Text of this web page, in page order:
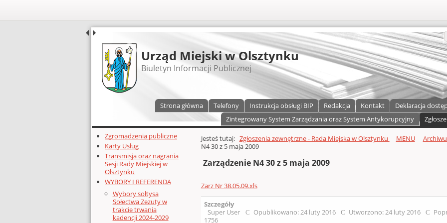
UDOSTĘPNIJ
Urząd Miejski w Olsztynku
Biuletyn Informacji Publicznej
Strona główna Telefony Instrukcja obsługi BIP Redakcja Kontakt Deklaracja
Zintegrowany System Zarządzania oraz System Antykorupcyjny
Dodatkowe zasoby (lewa kolumna)
Zgromadzenia publiczne
Karty Usług
Transmisja oraz nagrania
Sesji Rady Miejskiej w
Olsztynku
WYBORY I REFERENDA
Wybory sołtysa
Sołectwa Zezuty w
trakcie trwania
kadencji 2024-2029
Głównej zawartości
Jesteś tutaj: Zgłoszenia zewnętrzne - Rada Miejska w Olsztynku MENU
N4 30 z 5 maja 2009
Zarządzenie N4 30 z 5 maja 2009
Zarz Nr 38.05.09.xls
Szczegóły
Super User
Opublikowano: 24 luty 2016 Utworzono: 24 luty 2016
1756